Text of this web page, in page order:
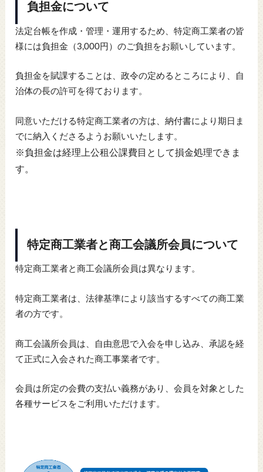
負担金について
法定台帳を作成・管理・運用するため、特定商工業者の皆
様には負担金（3,000円）のご負担をお願いしています。
負担金を賦課することは、政令の定めるところにより、自
治体の長の許可を得ております。
同意いただける特定商工業者の方は、納付書により期日ま
でに納入くださるようお願いいたします。
※負担金は経理上公租公課費目として損金処理できま
す。
特定商工業者と商工会議所会員について
特定商工業者と商工会議所会員は異なります。
特定商工業者は、法律基準により該当するすべての商工業
者の方です。
商工会議所会員は、自由意思で入会を申し込み、承認を経
て正式に入会された商工事業者です。
会員は所定の会費の支払い義務があり、会員を対象とした
各種サービスをご利用いただけます。